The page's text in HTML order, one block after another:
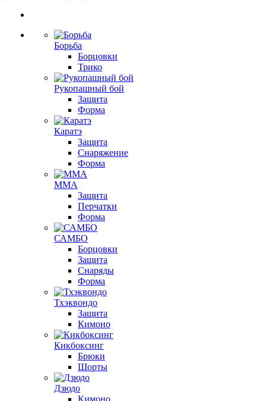
Борьба
Борцовки
Трико
Рукопашный бой
Защита
Форма
Каратэ
Защита
Снаряжение
Форма
ММА
Защита
Перчатки
Форма
САМБО
Борцовки
Защита
Снаряды
Форма
Тхэквондо
Защита
Кимоно
Кикбоксинг
Брюки
Шорты
Дзюдо
Кимоно